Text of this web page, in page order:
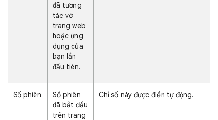
đã tương
tác với
trang web
hoặc ứng
dụng của
bạn lần
đầu tiên.
Số phiên
Số phiên
đã bắt đầu
trên trang
Chỉ số này được điền tự động.